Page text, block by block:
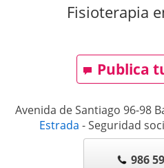
Fisioterapia
Publica
Avenida de Santiago 96-98
Estrada - Seguridad
986